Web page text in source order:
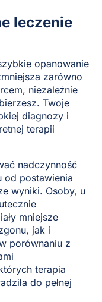
leczenie
opanowanie
zarówno
niezależnie
Twoje
diagnozy i
terapii
nadczynność
od postawienia
wyniki. Osoby, u
mniejsze
jak i
porównaniu z
terapia
do pełnej